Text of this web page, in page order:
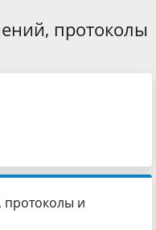
протоколы
протоколы и